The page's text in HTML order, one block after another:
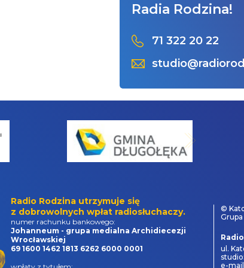
Radia Rodzina!
71 322 20 22
Radio Rodzina utrzymuje się
z dobrowolnych wpłat radiosłuchaczy.
numer rachunku bankowego:
Johanneum - grupa medialna Archidiecezji
Wrocławskiej
69 1600 1462 1813 6262 6000 0001
©
Grupa
ul.
e-